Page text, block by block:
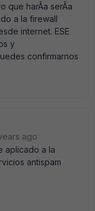
que harÃ­a serÃ­a
a la firewall
internet. ESE
y
confirmarnos
ago
aplicado a la
antispam